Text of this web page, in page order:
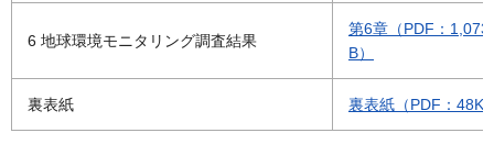
6 地球環境モニタリング調査結果
第6章（PDF：
B）
裏表紙 裏表紙（PDF：